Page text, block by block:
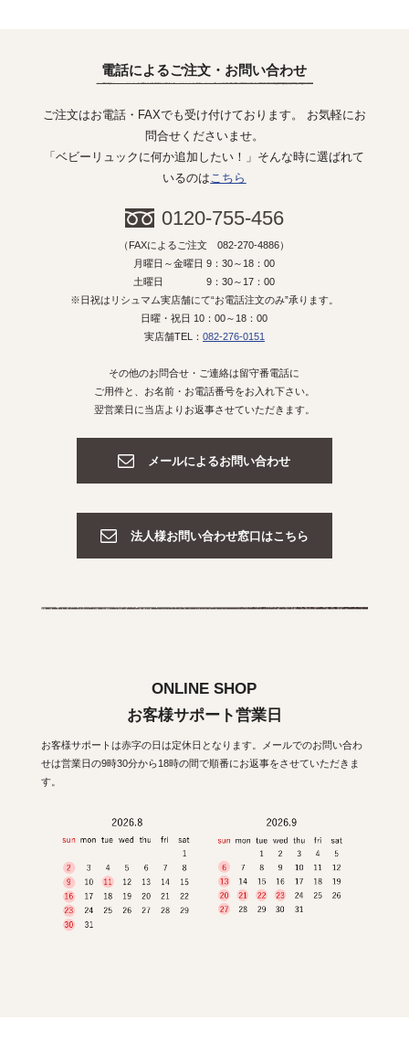
電話によるご注文・お問い合わせ
ご注文はお電話・FAXでも受け付けております。 お気軽にお
問合せくださいませ。
「ベビーリュックに何か追加したい！」そんな時に選ばれて
いるのはこちら
0120-755-456
（FAXによるご注文 082-270-4886）
月曜日～金曜日 9：30～18：00
土曜日 9：30～17：00
※日祝はリシュマム実店舗にて“お電話注文のみ”承ります。
日曜・祝日 10：00～18：00
実店舗TEL： 082-276-0151
その他のお問合せ・ご連絡は留守番電話に
ご用件と、お名前・お電話番号をお入れ下さい。
翌営業日に当店よりお返事させていただきます。
メールによるお問い合わせ
法人様お問い合わせ窓口はこちら
ONLINE SHOP
お客様サポート営業日
お客様サポートは赤字の日は定休日となります。メールでのお問い合わ
せは営業日の9時30分から18時の間で順番にお返事をさせていただきま
す。